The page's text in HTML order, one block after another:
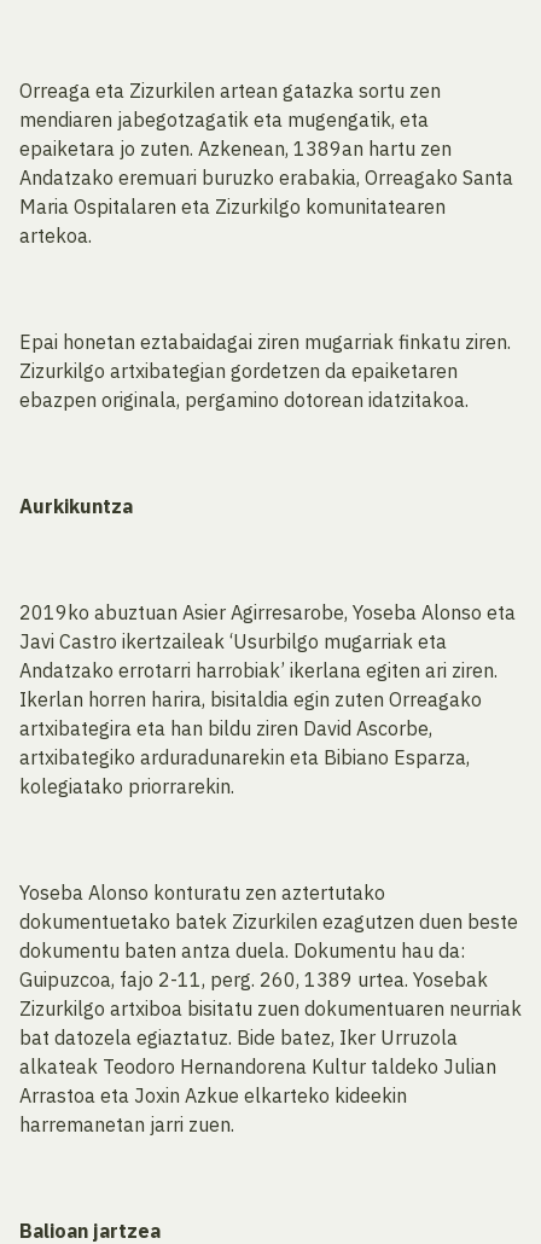
Orreaga eta Zizurkilen artean gatazka sortu zen
mendiaren jabegotzagatik eta mugengatik, eta
epaiketara jo zuten. Azkenean, 1389an hartu zen
Andatzako eremuari buruzko erabakia, Orreagako Santa
Maria Ospitalaren eta Zizurkilgo komunitatearen
artekoa.
Epai honetan eztabaidagai ziren mugarriak finkatu ziren.
Zizurkilgo artxibategian gordetzen da epaiketaren
ebazpen originala, pergamino dotorean idatzitakoa.
Aurkikuntza
2019ko abuztuan Asier Agirresarobe, Yoseba Alonso eta
Javi Castro ikertzaileak ‘Usurbilgo mugarriak eta
Andatzako errotarri harrobiak’ ikerlana egiten ari ziren.
Ikerlan horren harira, bisitaldia egin zuten Orreagako
artxibategira eta han bildu ziren David Ascorbe,
artxibategiko arduradunarekin eta Bibiano Esparza,
kolegiatako priorrarekin.
Yoseba Alonso konturatu zen aztertutako
dokumentuetako batek Zizurkilen ezagutzen duen beste
dokumentu baten antza duela. Dokumentu hau da:
Guipuzcoa, fajo 2-11, perg. 260, 1389 urtea. Yosebak
Zizurkilgo artxiboa bisitatu zuen dokumentuaren neurriak
bat datozela egiaztatuz. Bide batez, Iker Urruzola
alkateak Teodoro Hernandorena Kultur taldeko Julian
Arrastoa eta Joxin Azkue elkarteko kideekin
harremanetan jarri zuen.
Balioan jartzea